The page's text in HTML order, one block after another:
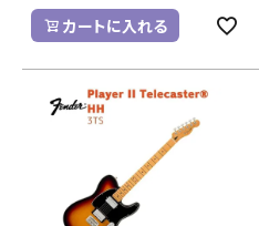
カートに入れる